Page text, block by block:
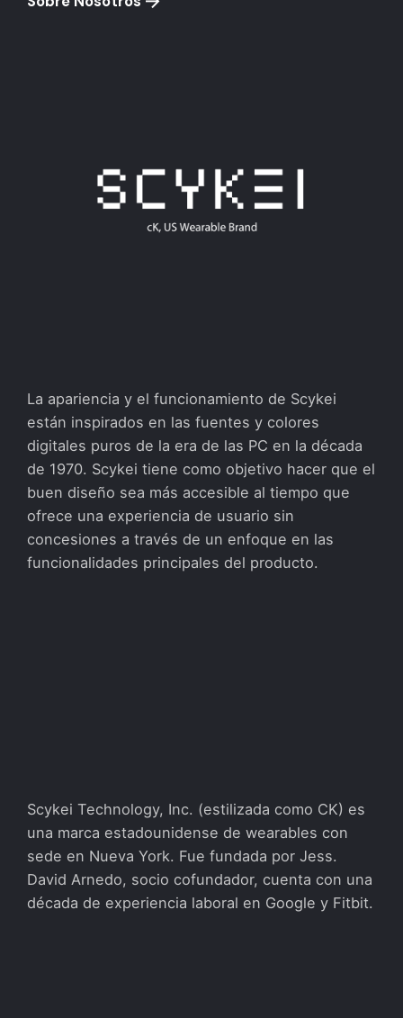
La apariencia y el funcionamiento de Scykei
están inspirados en las fuentes y colores
digitales puros de la era de las PC en la década
de 1970. Scykei tiene como objetivo hacer que el
buen diseño sea más accesible al tiempo que
ofrece una experiencia de usuario sin
concesiones a través de un enfoque en las
funcionalidades principales del producto.
Scykei Technology, Inc. (estilizada como CK) es
una marca estadounidense de wearables con
sede en Nueva York. Fue fundada por Jess.
David Arnedo, socio cofundador, cuenta con una
década de experiencia laboral en Google y Fitbit.